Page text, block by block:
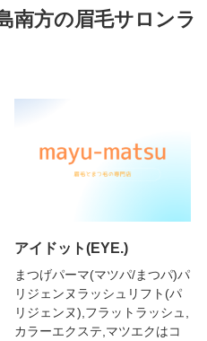
南方の眉毛サロンラ
アイドット(EYE.)
まつげパーマ(マツパ/まつパ)パ
リジェンヌラッシュリフト(パ
リジェンヌ),フラットラッシュ,
カラーエクステ,マツエクはコ